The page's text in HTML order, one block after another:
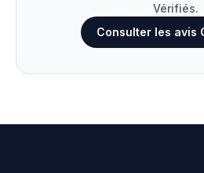
Vérifiés.
Consulter les avis